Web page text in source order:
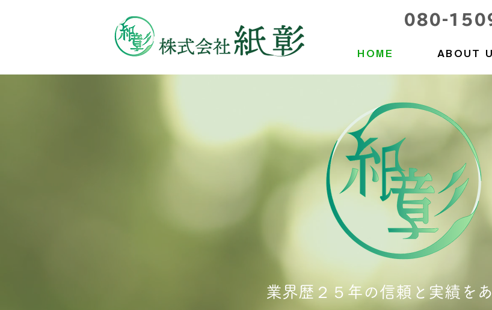
​080-
HOME ABOUT
業界歴２５年の信頼と実績を